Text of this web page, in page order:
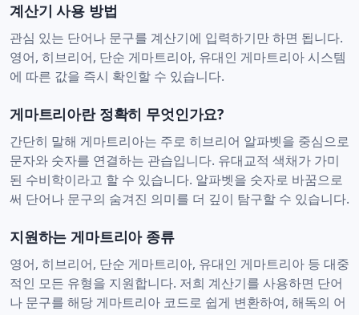
계산기 사용 방법
관심 있는 단어나 문구를 계산기에 입력하기만 하면 됩니다.
영어, 히브리어, 단순 게마트리아, 유대인 게마트리아 시스템
에 따른 값을 즉시 확인할 수 있습니다.
게마트리아란 정확히 무엇인가요?
간단히 말해 게마트리아는 주로 히브리어 알파벳을 중심으로
문자와 숫자를 연결하는 관습입니다. 유대교적 색채가 가미
된 수비학이라고 할 수 있습니다. 알파벳을 숫자로 바꿈으로
써 단어나 문구의 숨겨진 의미를 더 깊이 탐구할 수 있습니다.
지원하는 게마트리아 종류
영어, 히브리어, 단순 게마트리아, 유대인 게마트리아 등 대중
적인 모든 유형을 지원합니다. 저희 계산기를 사용하면 단어
나 문구를 해당 게마트리아 코드로 쉽게 변환하여, 해독의 어